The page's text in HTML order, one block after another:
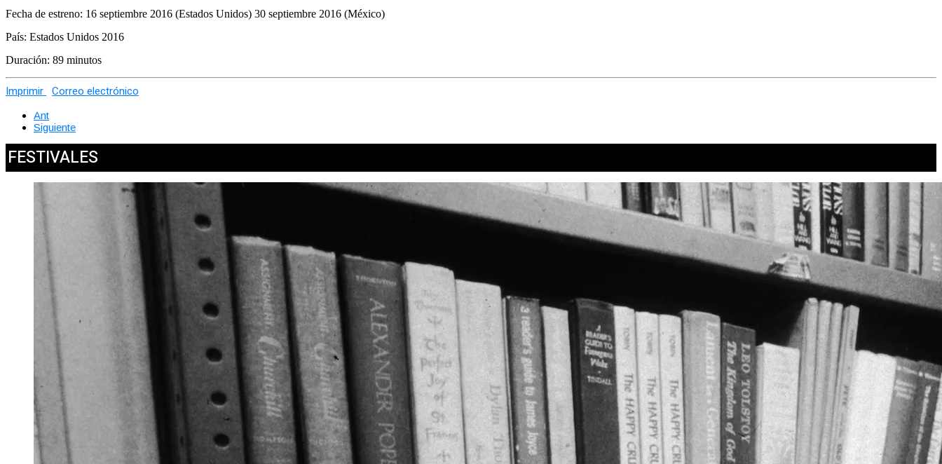
Fecha de estreno: 16 septiembre 2016 (Estados Unidos) 30 septiembre 2016 (México)
País: Estados Unidos 2016
Duración: 89 minutos
Imprimir Correo electrónico
Ant
Siguiente
FESTIVALES